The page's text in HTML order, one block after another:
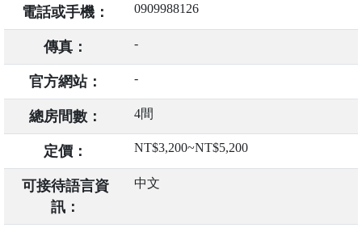
電話或手機： 0909988126
傳真： -
官方網站： -
總房間數： 4間
定價： NT$3,200~NT$5,200
可接待語言資
訊：
中文